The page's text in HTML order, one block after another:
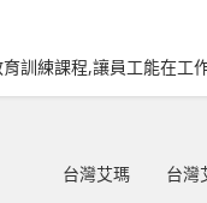
訓練課程,讓員工能在
台灣艾瑪 台灣